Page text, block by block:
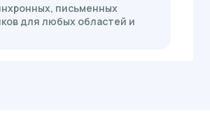
письменных
для любых областей и